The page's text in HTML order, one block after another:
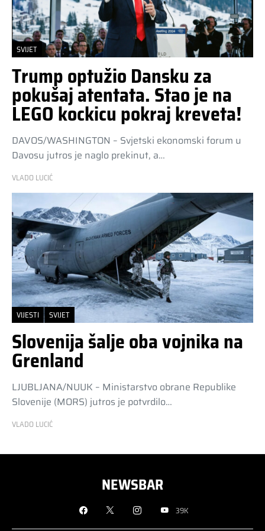
SVIJET
Trump optužio Dansku za
pokušaj atentata. Stao je na
LEGO kockicu pokraj kreveta!
DAVOS/WASHINGTON – Svjetski ekonomski forum u
Davosu jutros je naglo prekinut, a…
VLADO LUCIĆ
VIJESTI SVIJET
Slovenija šalje oba vojnika na
Grenland
LJUBLJANA/NUUK – Ministarstvo obrane Republike
Slovenije (MORS) jutros je potvrdilo…
VLADO LUCIĆ
NEWSBAR
39K